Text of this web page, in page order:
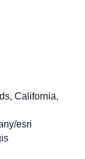
California,
esri